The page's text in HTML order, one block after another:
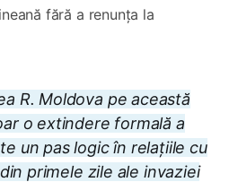
fără a renunța la
R. Moldova pe această
o extindere formală a
un pas logic în relațiile cu
primele zile ale invaziei